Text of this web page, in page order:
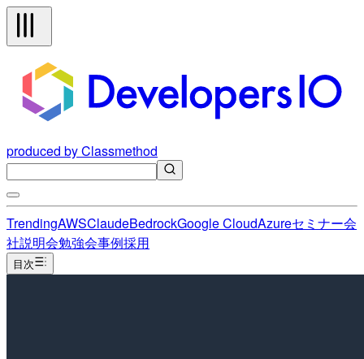
produced by Classmethod
TrendingAWSClaudeBedrockGoogle CloudAzureセミナー会
社説明会勉強会事例採用
目次